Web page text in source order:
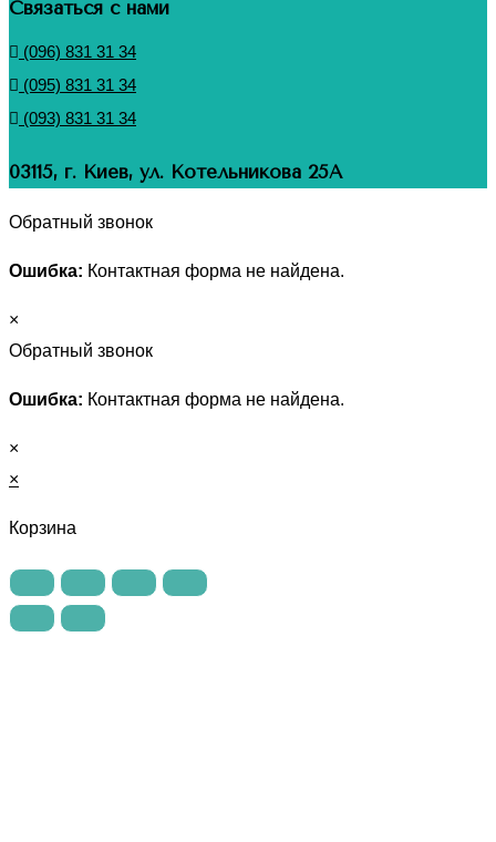
Связаться с нами
(096) 831 31 34
(095) 831 31 34
(093) 831 31 34
03115, г. Киев, ул. Котельникова 25А
Обратный звонок
Ошибка: Контактная форма не найдена.
×
Обратный звонок
Ошибка: Контактная форма не найдена.
×
×
Корзина